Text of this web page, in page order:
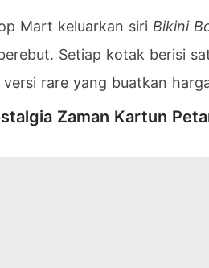
Mart keluarkan siri Bikini
Setiap kotak berisi
rare yang buatkan
Zaman Kartun